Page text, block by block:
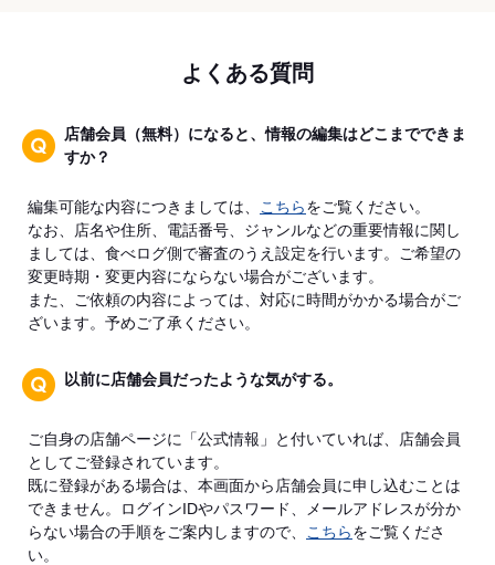
よくある質問
店舗会員（無料）になると、情報の編集はどこまでできま
すか？
編集可能な内容につきましては、 こちらをご覧ください。
なお、店名や住所、電話番号、ジャンルなどの重要情報に関し
ましては、食べログ側で審査のうえ設定を行います。ご希望の
変更時期・変更内容にならない場合がございます。
また、ご依頼の内容によっては、対応に時間がかかる場合がご
ざいます。予めご了承ください。
以前に店舗会員だったような気がする。
ご自身の店舗ページに「公式情報」と付いていれば、店舗会員
としてご登録されています。
既に登録がある場合は、本画面から店舗会員に申し込むことは
できません。ログインIDやパスワード、メールアドレスが分か
らない場合の手順をご案内しますので、
こちらをご覧くださ
い。